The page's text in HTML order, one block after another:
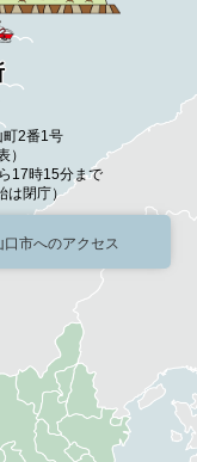
2番1号
）
17時15分まで
は閉庁）
口市へのアクセス